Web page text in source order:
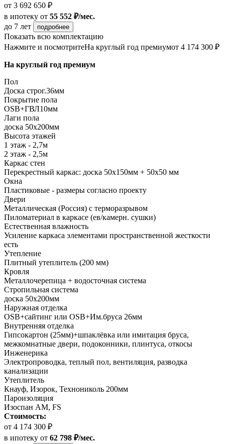
от 3 692 650 ₽
в ипотеку от 55 552 ₽/мес.
до 7 лет
подробнее
Показать всю комплектацию
Нажмите и посмотритеНа круглый год премиумот 4 174 300 ₽
На круглый год премиум
Пол
Доска строг.36мм
Покрытие пола
ОSB+ГВЛ10мм
Лаги пола
доска 50х200мм
Высота этажей
1 этаж - 2,7м
2 этаж - 2,5м
Каркас стен
Перекрестный каркас: доска 50х150мм + 50х50 мм
Окна
Пластиковые - размеры согласно проекту
Двери
Металлическая (Россия) с терморазрывом
Пиломатериал в каркасе (ев/камерн. сушки)
Естественная влажность
Усиление каркаса элементами пространственной жесткости
есть
Утепление
Плитный утеплитель (200 мм)
Кровля
Металлочерепица + водосточная система
Стропильная система
доска 50х200мм
Наружная отделка
OSB+сайтинг или OSB+Им.бруса 26мм
Внутренняя отделка
Гипсокартон (25мм)+шпаклёвка или имитация бруса,
межкомнатные двери, подоконники, плинтуса, откосы
Инженерика
Электропроводка, теплый пол, вентиляция, разводка
канализации
Утеплитель
Кнауф, Изорок, Технониколь 200мм
Пароизоляция
Изоспан AM, FS
Стоимость:
от 4 174 300 ₽
в ипотеку от 62 798 ₽/мес.